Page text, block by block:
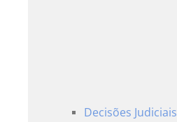
Decisões Judiciais